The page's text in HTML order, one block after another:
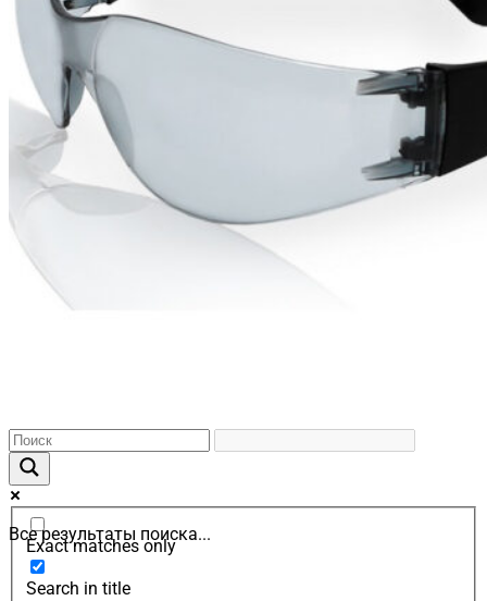
Все результаты поиска...
Exact matches only
Search in title